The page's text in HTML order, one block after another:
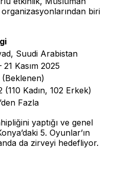
biri
Suudi Arabistan
21 Kasım 2025
(Beklenen)
(110 Kadın, 102 Erkek)
Fazla
yaptığı ve genel
5. Oyunlar’ın
da zirveyi hedefliyor.